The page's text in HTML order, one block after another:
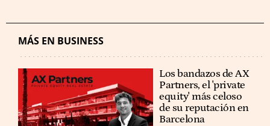
MÁS EN BUSINESS
Los bandazos de AX
Partners, el 'private
equity' más celoso
de su reputación en
Barcelona